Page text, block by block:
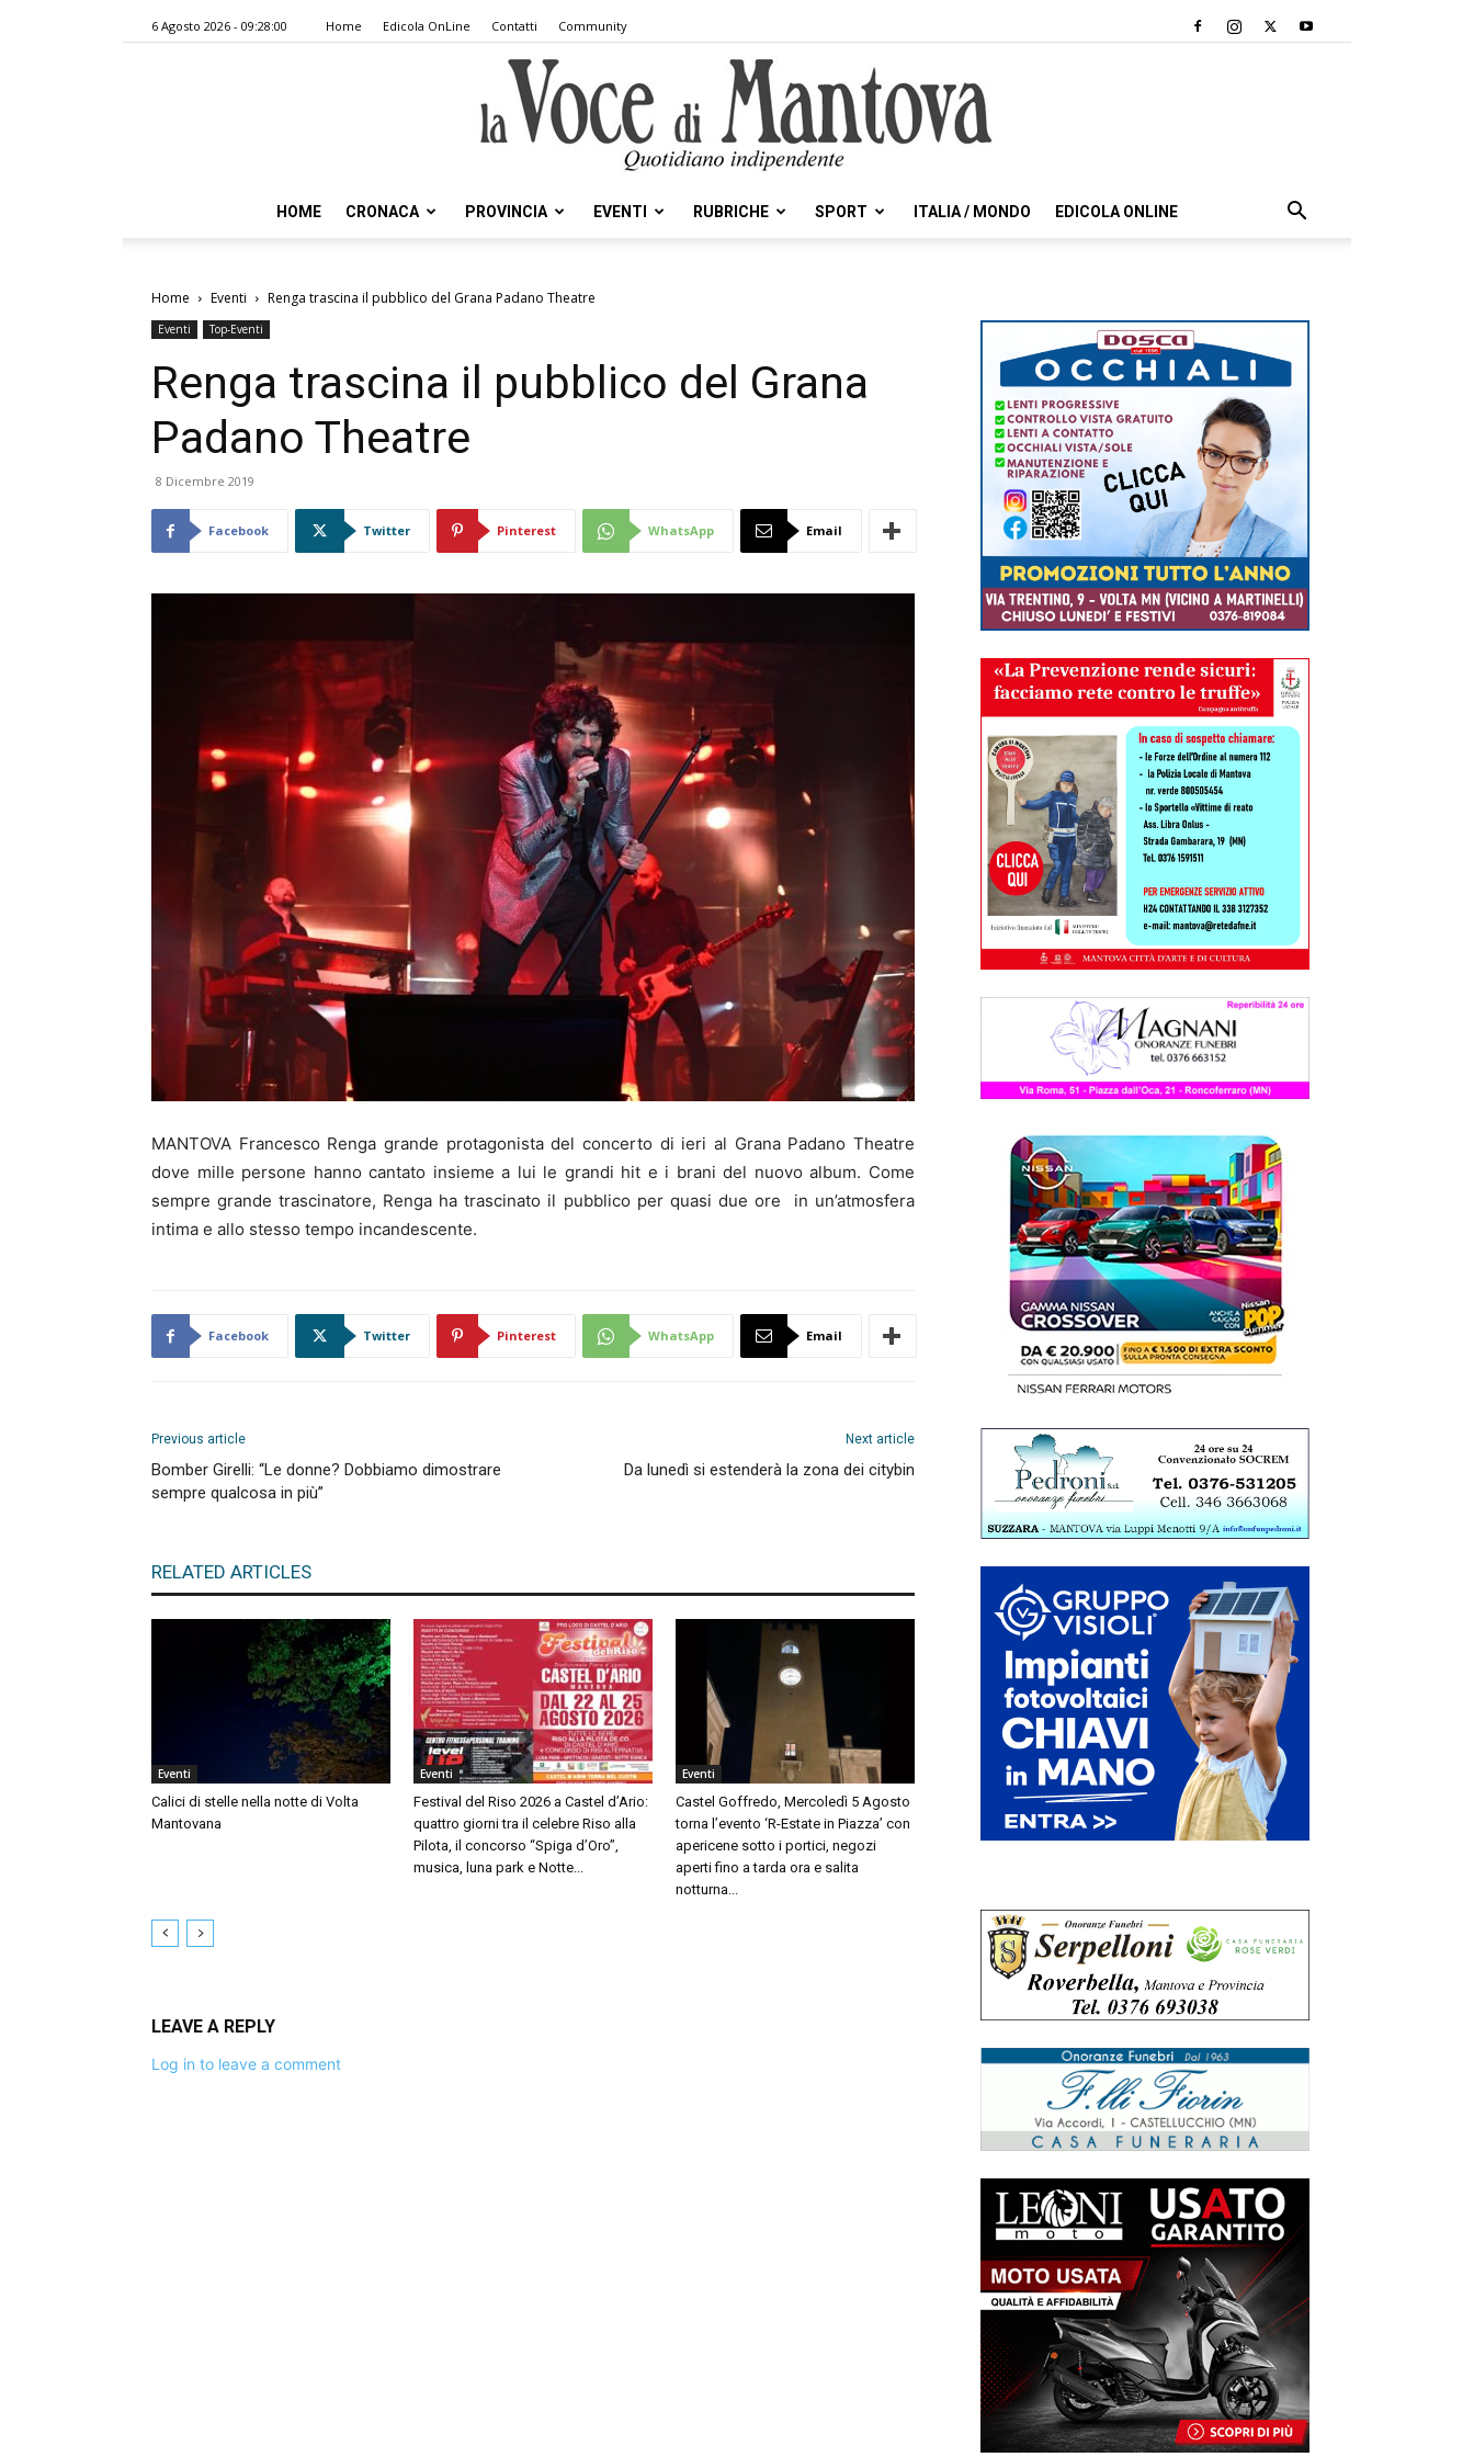
6 Agosto 2026 - 09:28:00 Home Edicola OnLine Contatti Community
Voce
Mantova
HOME CRONACA PROVINCIA EVENTI RUBRICHE SPORT ITALIA / MONDO EDICOLA ONLINE
Home Eventi Renga trascina il pubblico del Grana Padano Theatre
Eventi Top-Eventi
Renga trascina il pubblico del Grana
Padano Theatre
8 Dicembre 2019
Facebook Twitter Pinterest WhatsApp Email
MANTOVA Francesco Renga grande protagonista del concerto di ieri al Grana Padano Theatre
dove mille persone hanno cantato insieme a lui le grandi hit e i brani del nuovo album. Come
sempre grande trascinatore, Renga ha trascinato il pubblico per quasi due ore in un’atmosfera
intima e allo stesso tempo incandescente.
Facebook Twitter Pinterest WhatsApp Email
Previous article
Bomber Girelli: “Le donne? Dobbiamo dimostrare
sempre qualcosa in più”
Next article
Da lunedì si estenderà la zona dei citybin
RELATED ARTICLES
Eventi
Calici di stelle nella notte di Volta
Mantovana
Eventi
Festival del Riso 2026 a Castel d’Ario:
quattro giorni tra il celebre Riso alla
Pilota, il concorso “Spiga d’Oro”,
musica, luna park e Notte...
Eventi
Castel Goffredo, Mercoledì 5 Agosto
torna l’evento ‘R-Estate in Piazza’ con
apericene sotto i portici, negozi
aperti fino a tarda ora e salita
notturna...
LEAVE A REPLY
Log in to leave a comment